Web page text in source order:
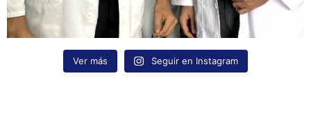
Ver más Seguir en Instagram